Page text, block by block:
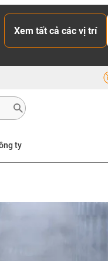
Xem tất cả các vị trí
ty